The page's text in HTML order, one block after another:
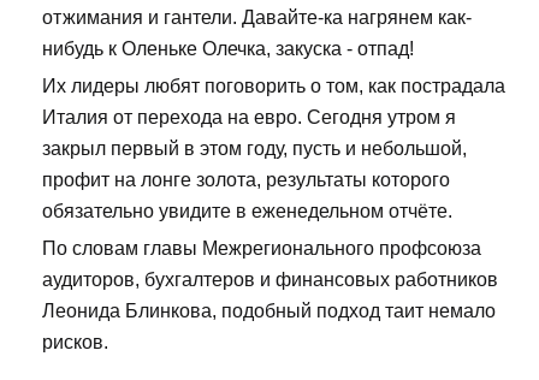
отжимания и гантели. Давайте-ка нагрянем как-
нибудь к Оленьке Олечка, закуска - отпад!
Их лидеры любят поговорить о том, как пострадала
Италия от перехода на евро. Сегодня утром я
закрыл первый в этом году, пусть и небольшой,
профит на лонге золота, результаты которого
обязательно увидите в еженедельном отчёте.
По словам главы Межрегионального профсоюза
аудиторов, бухгалтеров и финансовых работников
Леонида Блинкова, подобный подход таит немало
рисков.